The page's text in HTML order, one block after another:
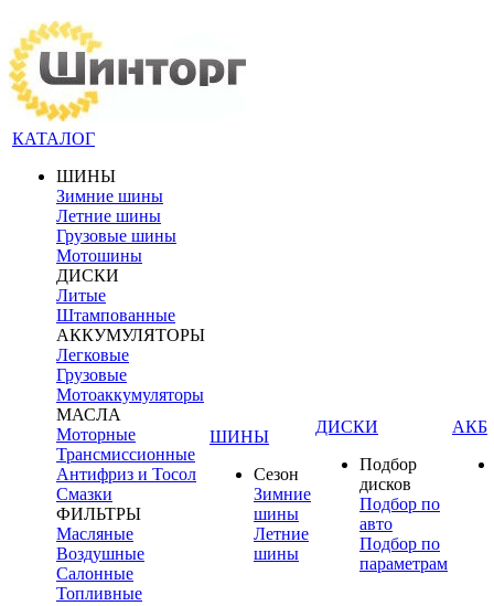
КАТАЛОГ
ШИНЫ
Зимние шины
Летние шины
Грузовые шины
Мотошины
ДИСКИ
Литые
Штампованные
АККУМУЛЯТОРЫ
Легковые
Грузовые
Мотоаккумуляторы
МАСЛА
Моторные
Трансмиссионные
Антифриз и Тосол
Смазки
ФИЛЬТРЫ
Масляные
Воздушные
Салонные
Топливные
ШИНЫ
Сезон
Зимние
шины
Летние
шины
ДИСКИ
Подбор
дисков
Подбор по
авто
Подбор по
параметрам
АКБ